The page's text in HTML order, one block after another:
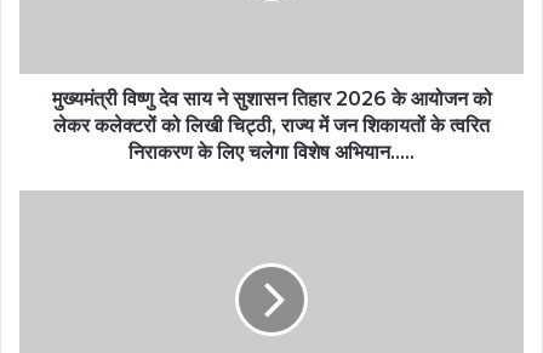
मुख्यमंत्री विष्णु देव साय ने सुशासन तिहार 2026 के आयोजन को
लेकर कलेक्टरों को लिखी चिट्ठी, राज्य में जन शिकायतों के त्वरित
निराकरण के लिए चलेगा विशेष अभियान…..